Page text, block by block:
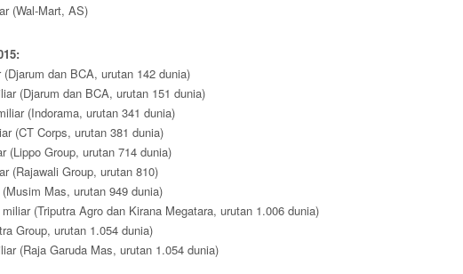
(Wal-Mart, AS)
dan BCA, urutan 142 dunia)
(Djarum dan BCA, urutan 151 dunia)
(Indorama, urutan 341 dunia)
(CT Corps, urutan 381 dunia)
(Lippo Group, urutan 714 dunia)
(Rajawali Group, urutan 810)
Mas, urutan 949 dunia)
(Triputra Agro dan Kirana Megatara, urutan 1.006 dunia)
Group, urutan 1.054 dunia)
(Raja Garuda Mas, urutan 1.054 dunia)